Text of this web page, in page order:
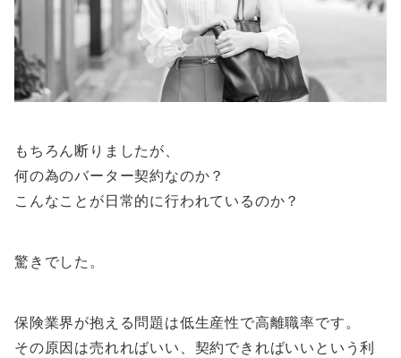
もちろん断りましたが、
何の為のバーター契約なのか？
こんなことが日常的に行われているのか？
驚きでした。
保険業界が抱える問題は低生産性で高離職率です。
その原因は売れればいい、契約できればいいという利